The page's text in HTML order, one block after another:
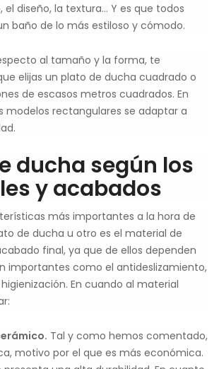
diseño, la textura… Y es que todos
baño de lo más estiloso y cómodo.
al tamaño y la forma, te
elijas un plato de ducha cuadrado o
de escasos metros cuadrados. En
modelos rectangulares se adaptar a
ducha según los
y acabados
más importantes a la hora de
de ducha u otro es el material de
final, ya que de ellos dependen
importantes como el antideslizamiento,
En cuando al material
Tal y como hemos comentado,
motivo por el que es más económica.